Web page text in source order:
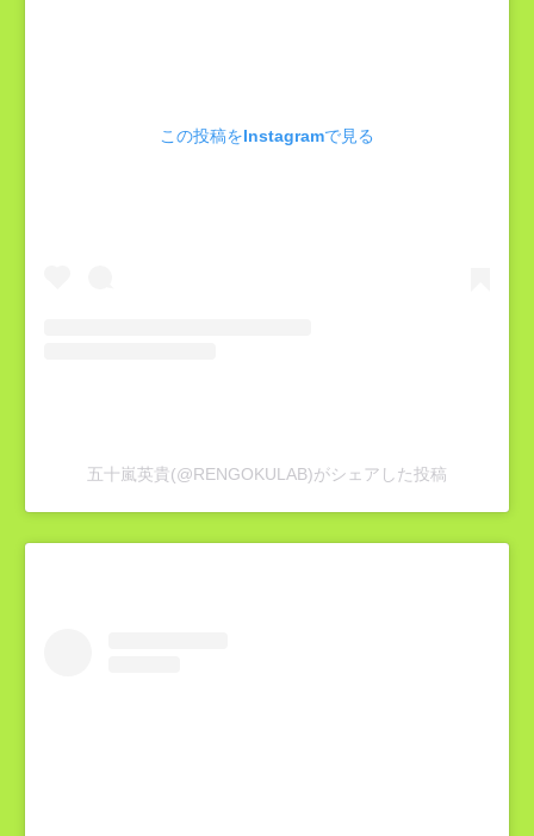
この投稿をInstagramで見る
五十嵐英貴(@RENGOKULAB)がシェアした投稿